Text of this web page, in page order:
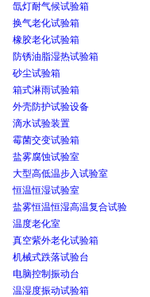
氙灯耐气候试验箱
换气老化试验箱
橡胶老化试验箱
防锈油脂湿热试验箱
砂尘试验箱
箱式淋雨试验箱
外壳防护试验设备
滴水试验装置
霉菌交变试验箱
盐雾腐蚀试验室
大型高低温步入试验室
恒温恒湿试验室
盐雾恒温恒湿高温复合试验
温度老化室
真空紫外老化试验箱
机械式跌落试验台
电脑控制振动台
温湿度振动试验箱